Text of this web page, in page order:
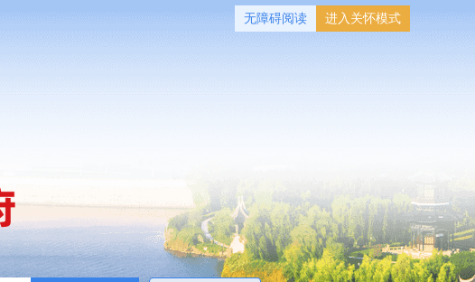
无障碍阅读 进入关怀模式